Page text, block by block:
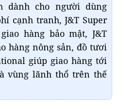
dành cho người dùng
cạnh tranh, J&T Super
hàng bảo mật, J&T
hàng nông sản, đồ tươi
giúp giao hàng tới
vùng lãnh thổ trên thế